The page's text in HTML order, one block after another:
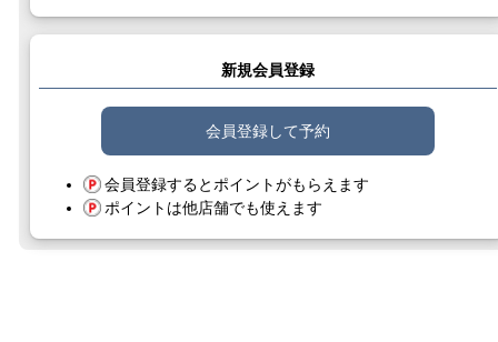
新規会員登録
会員登録して予約
会員登録するとポイントがもらえます
ポイントは他店舗でも使えます